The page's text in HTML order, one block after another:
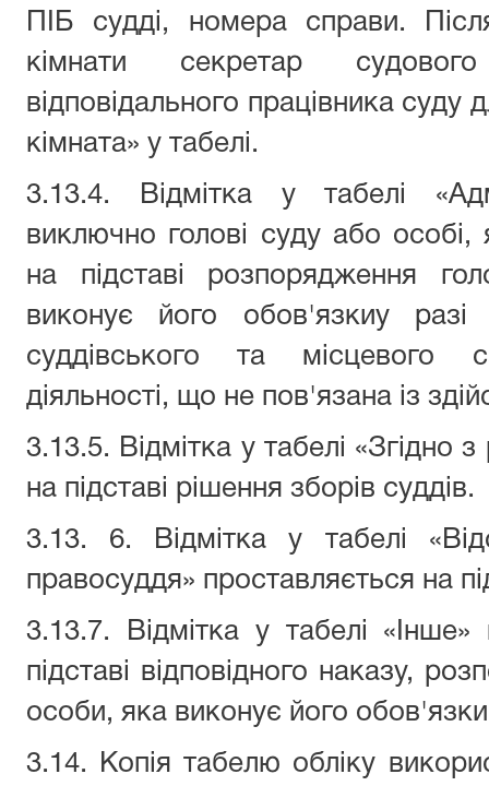
ПІБ судді, номера справи.
кімнати секретар
відповідального працівника суду
кімната» у табелі.
3.13.4. Відмітка у табелі
виключно голові суду або
на підставі розпорядження
виконує його обов'язкиу разі
суддівського та місцевого
діяльності, що не пов'язана із
3.13.5. Відмітка у табелі «Згідно
на підставі рішення зборів суддів.
3.13. 6. Відмітка у табелі
правосуддя» проставляється на
3.13.7. Відмітка у табелі
підставі відповідного наказу,
особи, яка виконує його
3.14. Копія табелю обліку